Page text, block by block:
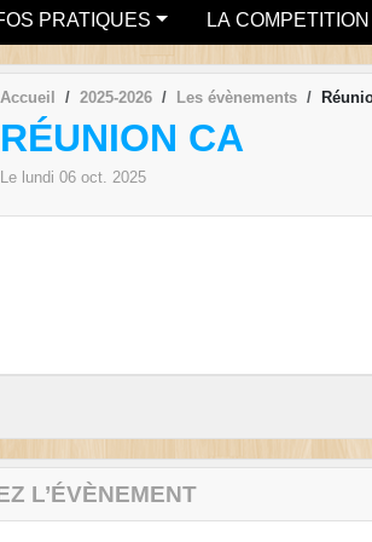
PRATIQUES LA COMPETITION
Accueil 2025-2026 Les évènements
RÉUNION CA
Le lundi 06 oct. 2025
L’ÉVÈNEMENT